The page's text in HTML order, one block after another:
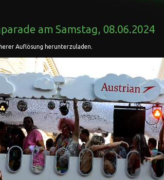
am Samstag, 08.06.2024
Auflösung herunterzuladen.